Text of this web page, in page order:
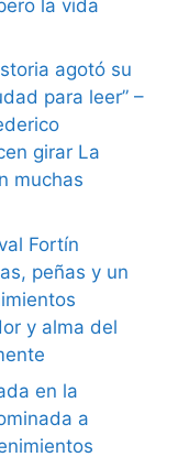
la vida
agotó su
para leer” –
girar La
muchas
Fortín
peñas y un
y alma del
en la
a